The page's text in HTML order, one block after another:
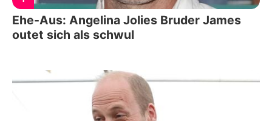
Ehe-Aus: Angelina Jolies Bruder James
outet sich als schwul